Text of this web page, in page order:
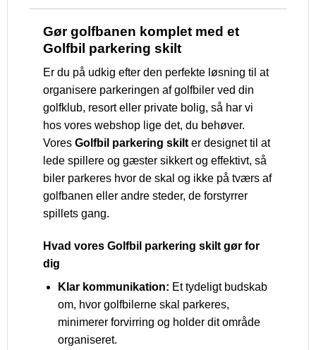
Gør golfbanen komplet med et
Golfbil parkering skilt
Er du på udkig efter den perfekte løsning til at
organisere parkeringen af golfbiler ved din
golfklub, resort eller private bolig, så har vi
hos vores webshop lige det, du behøver.
Vores Golfbil parkering skilt er designet til at
lede spillere og gæster sikkert og effektivt, så
biler parkeres hvor de skal og ikke på tværs af
golfbanen eller andre steder, de forstyrrer
spillets gang.
Hvad vores Golfbil parkering skilt gør for
dig
Klar kommunikation: Et tydeligt budskab
om, hvor golfbilerne skal parkeres,
minimerer forvirring og holder dit område
organiseret.